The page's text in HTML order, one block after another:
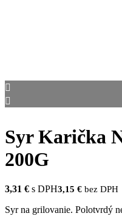
Syr Karička
200G
3,31 € s DPH3,15 € bez DPH
Syr na grilovanie. Polotvrdý